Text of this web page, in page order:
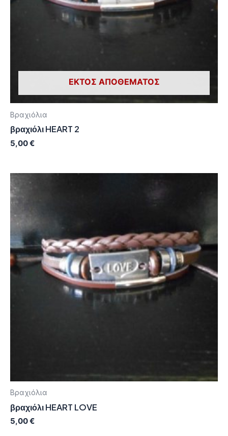
ΕΚΤΌΣ ΑΠΟΘΈΜΑΤΟΣ
Βραχιόλια
βραχιόλι HEART 2
5,00€
Βραχιόλια
βραχιόλι HEART LOVE
5,00€